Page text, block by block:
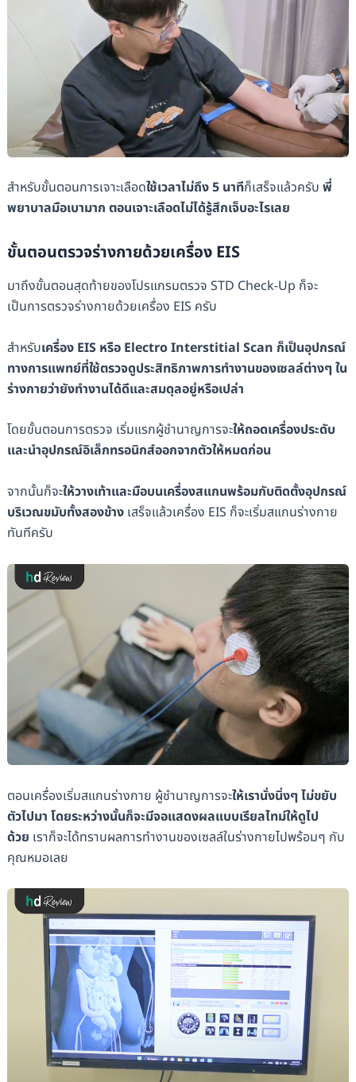
สำหรับขั้นตอนการเจาะเลือดใช้เวลาไม่ถึง 5 นาทีก็เสร็จแล้วครับ พี่
พยาบาลมือเบามาก ตอนเจาะเลือดไม่ได้รู้สึกเจ็บอะไรเลย
ขั้นตอนตรวจร่างกายด้วยเครื่อง EIS
มาถึงขั้นตอนสุดท้ายของโปรแกรมตรวจ STD Check-Up ก็จะ
เป็นการตรวจร่างกายด้วยเครื่อง EIS ครับ
สำหรับเครื่อง EIS หรือ Electro Interstitial Scan ก็เป็นอุปกรณ์
ทางการแพทย์ที่ใช้ตรวจดูประสิทธิภาพการทำงานของเซลล์ต่างๆ ใน
ร่างกายว่ายังทำงานได้ดีและสมดุลอยู่หรือเปล่า
โดยขั้นตอนการตรวจ เริ่มแรกผู้ชำนาญการจะให้ถอดเครื่องประดับ
และนำอุปกรณ์อิเล็กทรอนิกส์ออกจากตัวให้หมดก่อน
จากนั้นก็จะให้วางเท้าและมือบนเครื่องสแกนพร้อมกับติดตั้งอุปกรณ์
บริเวณขมับทั้งสองข้างเสร็จแล้วเครื่อง EIS ก็จะเริ่มสแกนร่างกาย
ทันทีครับ
ตอนเครื่องเริ่มสแกนร่างกาย ผู้ชำนาญการจะให้เรานั่งนิ่งๆ ไม่ขยับ
ตัวไปมา โดยระหว่างนั้นก็จะมีจอแสดงผลแบบเรียลไทม์ให้ดูไป
ด้วย เราก็จะได้ทราบผลการทำงานของเซลล์ในร่างกายไปพร้อมๆ กับ
คุณหมอเลย